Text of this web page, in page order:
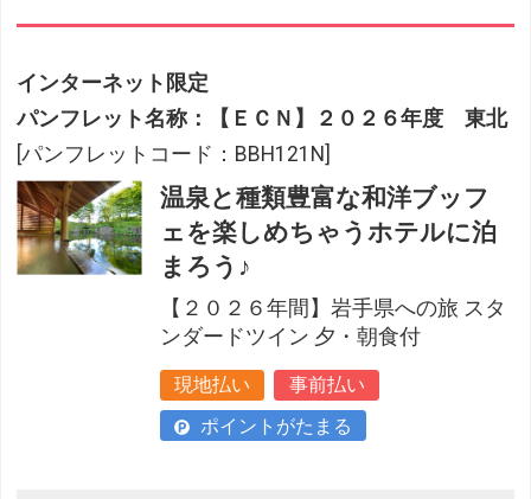
インターネット限定
パンフレット名称：【ＥＣＮ】２０２６年度 東北
[パンフレットコード：BBH121N]
温泉と種類豊富な和洋ブッフ
ェを楽しめちゃうホテルに泊
まろう♪
【２０２６年間】岩手県への旅 スタ
ンダードツイン 夕・朝食付
現地払い
事前払い
ポイントがたまる